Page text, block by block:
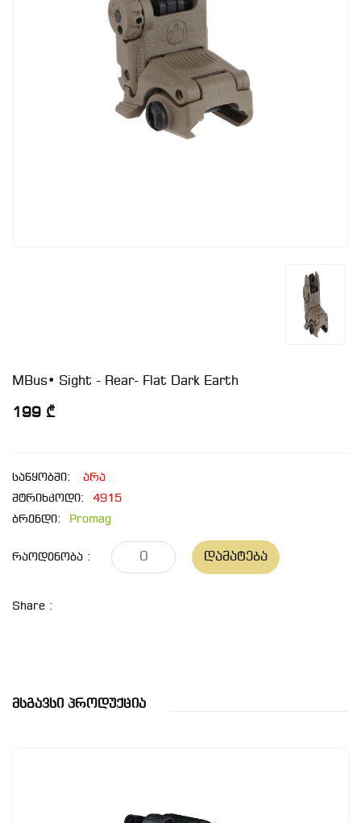
MBus• Sight - Rear- Flat Dark Earth
199 ₾
საწყობში:
არა
შტრიხკოდი:
4915
ბრენდი:
Promag
Რაოდენობა : Დამატება
Share :
Მსგავსი Პროდუქცია